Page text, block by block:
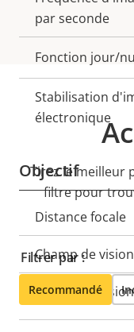
par seconde
Fonction jour/
Stabilisation
électronique
Objectif
Description
de la
propriété
Distance focale
Champ de
Champ de
Tirez le meilleur
filtre pour
Filtrer par :
Recommandé